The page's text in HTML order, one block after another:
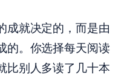
成就决定的，而是由
的。你选择每天阅读
比别人多读了几十本